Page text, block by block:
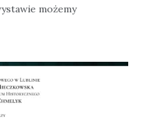
możemy